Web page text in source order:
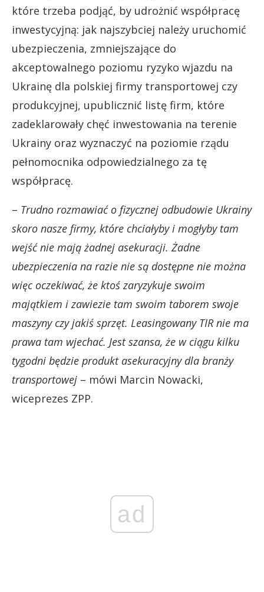
które trzeba podjąć, by udrożnić współpracę
inwestycyjną: jak najszybciej należy uruchomić
ubezpieczenia, zmniejszające do
akceptowalnego poziomu ryzyko wjazdu na
Ukrainę dla polskiej firmy transportowej czy
produkcyjnej, upublicznić listę firm, które
zadeklarowały chęć inwestowania na terenie
Ukrainy oraz wyznaczyć na poziomie rządu
pełnomocnika odpowiedzialnego za tę
współpracę.
– Trudno rozmawiać o fizycznej odbudowie Ukrainy
skoro nasze firmy, które chciałyby i mogłyby tam
wejść nie mają żadnej asekuracji. Żadne
ubezpieczenia na razie nie są dostępne nie można
więc oczekiwać, że ktoś zaryzykuje swoim
majątkiem i zawiezie tam swoim taborem swoje
maszyny czy jakiś sprzęt. Leasingowany TIR nie ma
prawa tam wjechać. Jest szansa, że w ciągu kilku
tygodni będzie produkt asekuracyjny dla branży
transportowej – mówi Marcin Nowacki,
wiceprezes ZPP.
ad